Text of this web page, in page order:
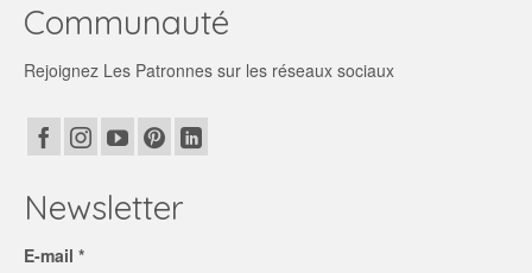
Communauté
Rejoignez Les Patronnes sur les réseaux sociaux
Newsletter
E-mail *